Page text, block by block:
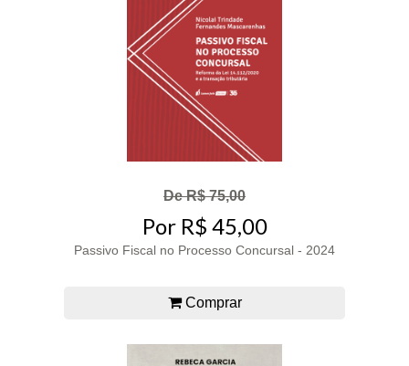
De R$ 75,00
Por R$ 45,00
Passivo Fiscal no Processo Concursal - 2024
Comprar